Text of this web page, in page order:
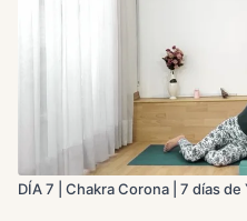
DÍA 7 | Chakra Corona | 7 días